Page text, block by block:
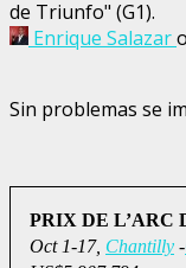
de Triunfo" (G1).
Enrique Salazar
Sin problemas se
PRIX DE L’ARC
Oct 1-17, Chantilly -